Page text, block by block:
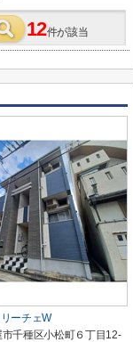
12件が該当
ーチェW
千種区小松町６丁目12-